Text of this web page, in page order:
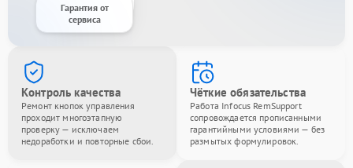
Гарантия от
сервиса
Контроль качества
Ремонт кнопок управления
проходит многоэтапную
проверку — исключаем
недоработки и повторные сбои.
Чёткие обязательства
Работа Infocus RemSupport
сопровождается прописанными
гарантийными условиями — без
размытых формулировок.